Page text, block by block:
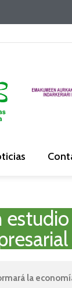
la